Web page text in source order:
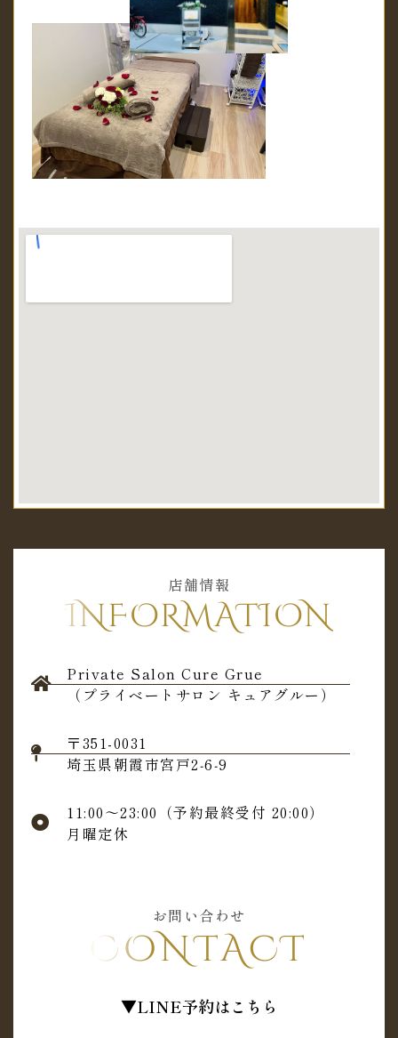
店舗情報
INFORMATION
Private Salon Cure Grue
（プライベートサロン キュアグルー）
〒351-0031
埼玉県朝霞市宮戸2‐6‐9
11:00～23:00（予約最終受付 20:00）
月曜定休
お問い合わせ
CONTACT
▼LINE予約はこちら